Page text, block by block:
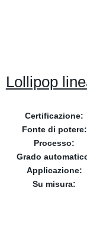
Lollipop
Certificazione:
Fonte di potere:
Processo:
Grado
Applicazione:
Su misura: